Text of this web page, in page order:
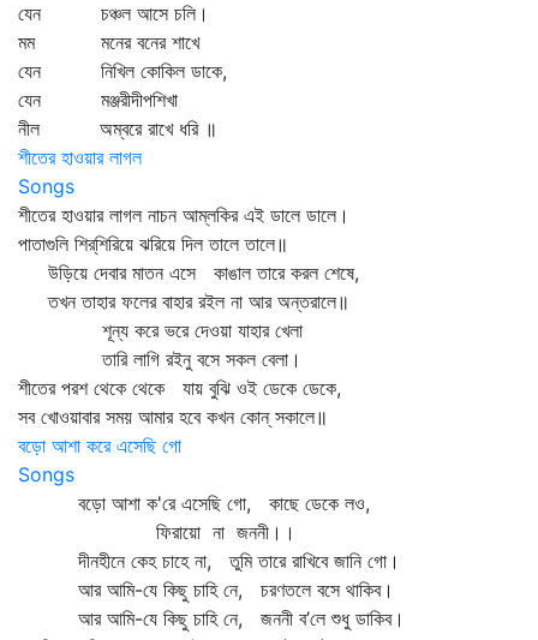
যেন চঞ্চল আসে চলি।
মম মনের বনের শাখে
যেন নিখিল কোকিল ডাকে,
যেন মঞ্জরীদীপশিখা
নীল অম্বরে রাখে ধরি ॥
শীতের হাওয়ার লাগল
Songs
শীতের হাওয়ার লাগল নাচন আম্‌লকির এই ডালে ডালে।
পাতাগুলি শির্‌শিরিয়ে ঝরিয়ে দিল তালে তালে॥
উড়িয়ে দেবার মাতন এসে কাঙাল তারে করল শেষে,
তখন তাহার ফলের বাহার রইল না আর অন্তরালে॥
শূন্য করে ভরে দেওয়া যাহার খেলা
তারি লাগি রইনু বসে সকল বেলা।
শীতের পরশ থেকে থেকে যায় বুঝি ওই ডেকে ডেকে,
সব খোওয়াবার সময় আমার হবে কখন কোন্‌ সকালে॥
বড়ো আশা করে এসেছি গো
Songs
বড়ো আশা ক'রে এসেছি গো, কাছে ডেকে লও,
ফিরায়ো না জননী।।
দীনহীনে কেহ চাহে না, তুমি তারে রাখিবে জানি গো।
আর আমি-যে কিছু চাহি নে, চরণতলে বসে থাকিব।
আর আমি-যে কিছু চাহি নে, জননী ব’লে শুধু ডাকিব।